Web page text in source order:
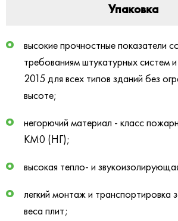
Упаковка
высокие прочностные показатели
требованиям штукатурных
2015 для всех типов зданий без
высоте;
негорючий материал - класс
КМ0 (НГ);
высокая тепло- и
легкий монтаж и транспортировка
веса плит;